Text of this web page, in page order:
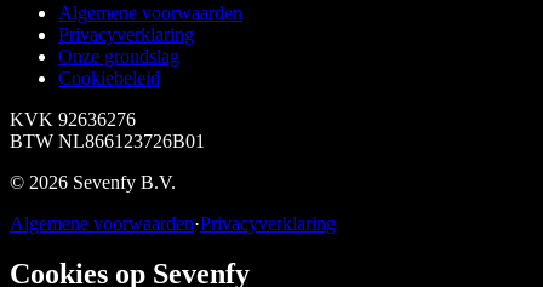
Algemene voorwaarden
Privacyverklaring
Onze grondslag
Cookiebeleid
KVK 92636276
BTW NL866123726B01
© 2026 Sevenfy B.V.
Algemene voorwaarden·Privacyverklaring
Cookies op Sevenfy